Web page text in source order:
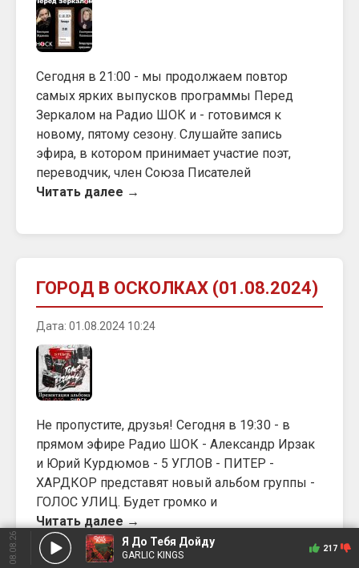
Сегодня в 21:00 - мы продолжаем повтор
самых ярких выпусков программы Перед
Зеркалом на Радио ШОК и - готовимся к
новому, пятому сезону. Слушайте запись
эфира, в котором принимает участие поэт,
переводчик, член Союза Писателей
Читать далее →
ГОРОД В ОСКОЛКАХ (01.08.2024)
Дата: 01.08.2024 10:24
Не пропустите, друзья! Сегодня в 19:30 - в
прямом эфире Радио ШОК - Александр Ирзак
и Юрий Курдюмов - 5 УГЛОВ - ПИТЕР -
ХАРДКОР представят новый альбом группы -
ГОЛОС УЛИЦ. Будет громко и
Читать далее →
08.08.26 Я До Тебя Дойду
GARLIC KINGS
217